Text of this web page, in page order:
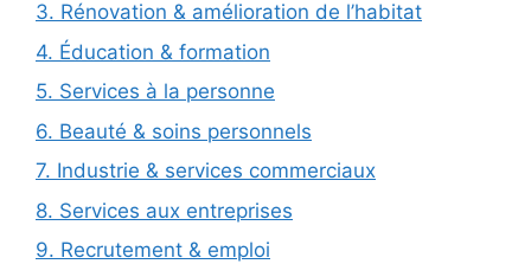
3. Rénovation & amélioration de l’habitat
4. Éducation & formation
5. Services à la personne
6. Beauté & soins personnels
7. Industrie & services commerciaux
8. Services aux entreprises
9. Recrutement & emploi